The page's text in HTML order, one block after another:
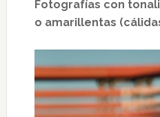
Fotografías con
o amarillentas